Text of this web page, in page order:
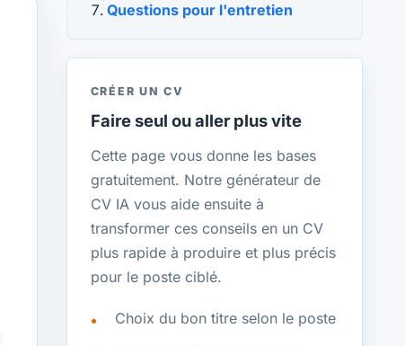
Questions pour l'entretien
CRÉER UN CV
Faire seul ou aller plus vite
Cette page vous donne les bases
gratuitement. Notre générateur de
CV IA vous aide ensuite à
transformer ces conseils en un CV
plus rapide à produire et plus précis
pour le poste ciblé.
Choix du bon titre selon le poste